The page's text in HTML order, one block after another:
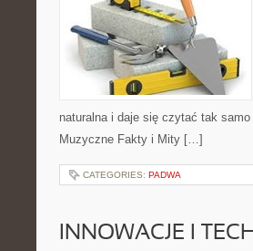
naturalna i daje się czytać tak
Muzyczne Fakty i Mity […]
CATEGORIES: PADWA
INNOWACJE I